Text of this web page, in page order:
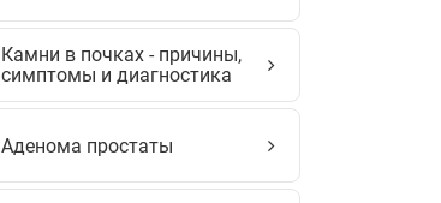
Камни в почках - причины,
симптомы и диагностика
Аденома простаты